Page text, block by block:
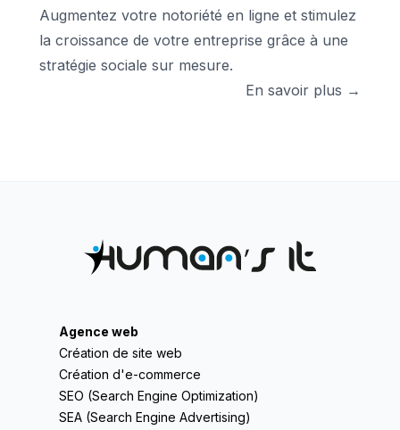
Augmentez votre notoriété en ligne et stimulez
la croissance de votre entreprise grâce à une
stratégie sociale sur mesure.
En savoir plus →
Agence web
Création de site web
Création d'e-commerce
SEO (Search Engine Optimization)
SEA (Search Engine Advertising)